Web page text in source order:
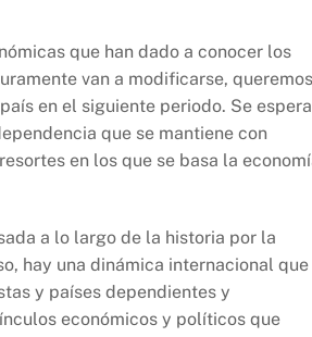
que han dado a conocer los
van a modificarse, queremos
en el siguiente periodo. Se espera
que se mantiene con
en los que se basa la
a lo largo de la historia por la
hay una dinámica internacional que
y países dependientes y
económicos y políticos que